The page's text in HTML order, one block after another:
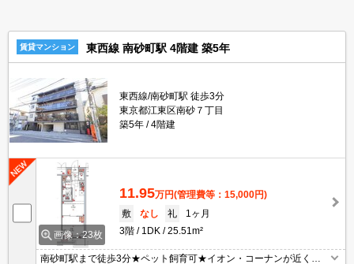
賃貸マンション 東西線 南砂町駅 4階建 築5年
東西線/南砂町駅 徒歩3分
東京都江東区南砂７丁目
築5年
4階建
画像：23枚
11.95万円(管理費等：15,000円)
敷
なし 礼
1ヶ月
3階
1DK 25.51m²
南砂町駅まで徒歩3分★ペット飼育可★イオン・コーナンが近く毎